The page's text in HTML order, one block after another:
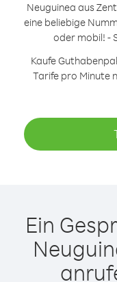
Neuguinea aus
eine beliebige
oder mobil! -
Kaufe
Tarife pro Minute
Ein